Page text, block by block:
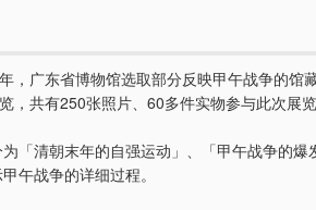
，广东省博物馆选取部分反映甲午战争的馆
，共有250张照片、60多件实物参与此次展览
「清朝末年的自强运动」、「甲午战争的爆
午战争的详细过程。